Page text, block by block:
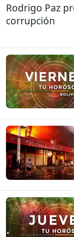
Rodrigo Paz
corrupción